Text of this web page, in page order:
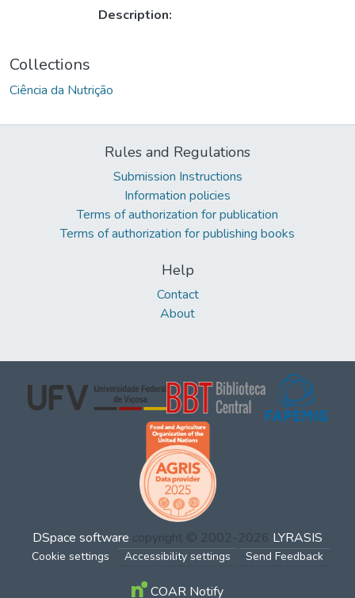
Description:
Collections
Ciência da Nutrição
Rules and Regulations
Submission Instructions
Information policies
Terms of authorization for publication
Terms of authorization for publishing books
Help
Contact
About
DSpace software copyright © 2002-2026 LYRASIS
Cookie settings Accessibility settings Send Feedback
COAR Notify